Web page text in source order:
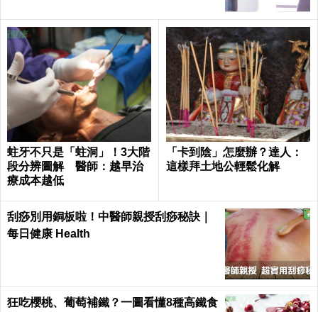
蛀牙不只是「蛀洞」！3大階
段分辨圖解 醫師：越早治
療成本越低
「卡到陰」怎麼辦？達人：
這樣拜土地公輕鬆化解
刮痧別用銅板啦！中醫師親授刮痧秘訣｜
每日健康 Health
狂吃櫻桃、葡萄補鐵？一圖看懂8種高鐵食